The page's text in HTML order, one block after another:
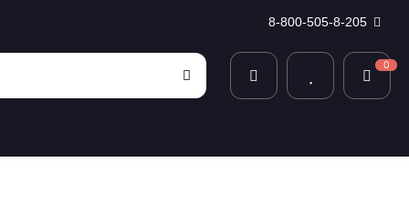
8-800-505-8-205
0